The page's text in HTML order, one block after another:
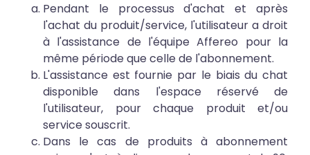
Pendant le processus d'achat et après
l'achat du produit/service, l'utilisateur a droit
à l'assistance de l'équipe Affereo pour la
même période que celle de l'abonnement.
L'assistance est fournie par le biais du chat
disponible dans l'espace réservé de
l'utilisateur, pour chaque produit et/ou
service souscrit.
Dans le cas de produits à abonnement